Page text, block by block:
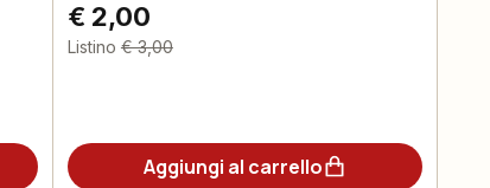
€ 2,00
Listino € 3,00
Aggiungi al carrello